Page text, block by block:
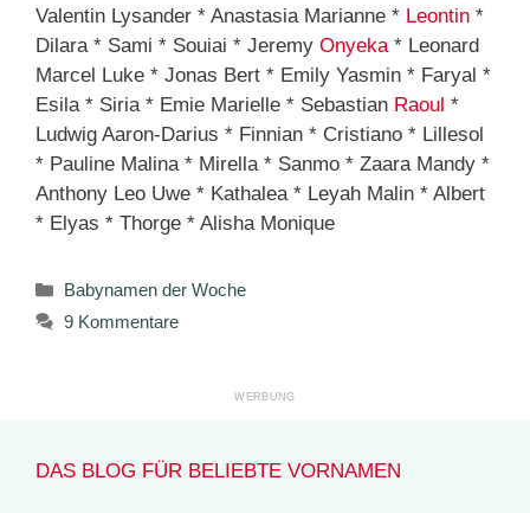
Valentin Lysander * Anastasia Marianne * Leontin *
Dilara * Sami * Souiai * Jeremy Onyeka* Leonard
Marcel Luke * Jonas Bert * Emily Yasmin * Faryal *
Esila * Siria * Emie Marielle * Sebastian Raoul *
Ludwig Aaron-Darius * Finnian * Cristiano * Lillesol
* Pauline Malina * Mirella * Sanmo * Zaara Mandy *
Anthony Leo Uwe * Kathalea * Leyah Malin * Albert
* Elyas * Thorge * Alisha Monique
Kategorien
Babynamen der Woche
9 Kommentare
DAS BLOG FÜR BELIEBTE VORNAMEN